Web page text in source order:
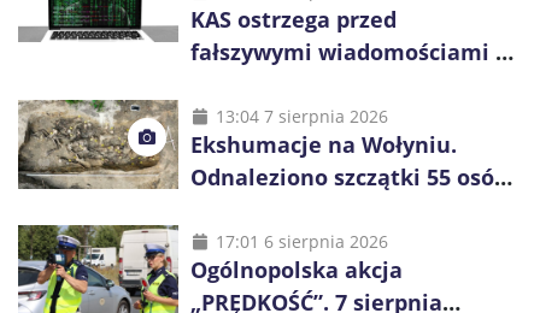
KAS ostrzega przed
fałszywymi wiadomościami o
48 godzin
13:04 7 sierpnia 2026
Ekshumacje na Wołyniu.
Odnaleziono szczątki 55 osób,
17:01 6 sierpnia 2026
Ogólnopolska akcja
„PRĘDKOŚĆ”. 7 sierpnia